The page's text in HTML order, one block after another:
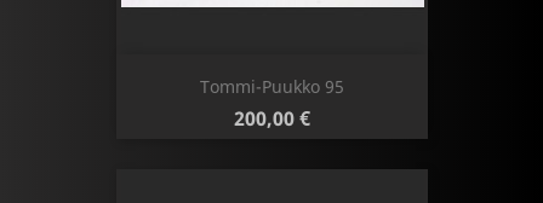
Tommi-Puukko 95
Hinta
200,00 €